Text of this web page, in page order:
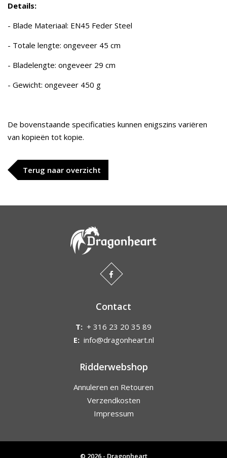
Details:
- Blade Materiaal: EN45 Feder Steel
- Totale lengte: ongeveer 45 cm
- Bladelengte: ongeveer 29 cm
- Gewicht: ongeveer 450 g
De bovenstaande specificaties kunnen enigszins variëren
van kopieën tot kopie.
Terug naar overzicht
Contact
T: + 316 23 20 35 89
E: info@dragonheart.nl
Ridderwebshop
Annuleren en Retouren
Verzendkosten
Impressum
© 2026 - Dragonheart